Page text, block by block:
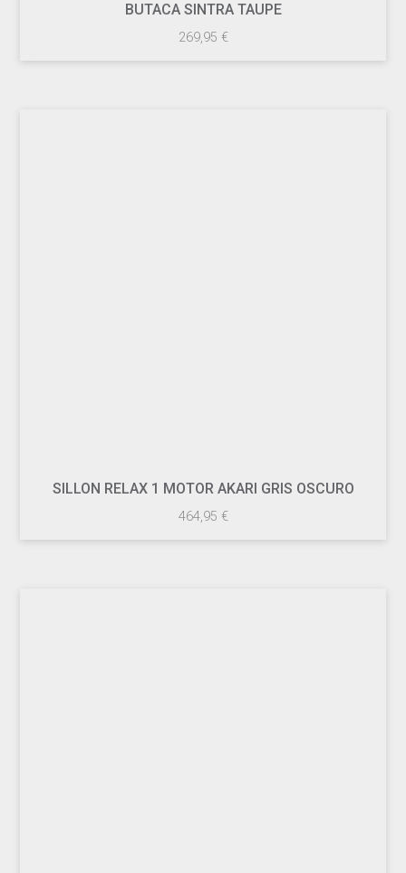
BUTACA SINTRA TAUPE
269,95 €
SILLON RELAX 1 MOTOR AKARI GRIS OSCURO
464,95 €